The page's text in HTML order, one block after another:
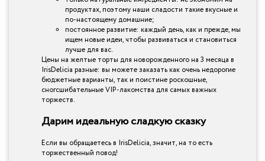
продуктах, поэтому наши сладости такие вкусные и
по-настоящему домашние;
постоянное развитие: каждый день, как и прежде, мы
ищем новые идеи, чтобы развиваться и становиться
лучше для вас.
Цены на желтые торты для новорожденного на 3 месяца в
IrisDelicia разные: вы можете заказать как очень недорогие
бюджетные варианты, так и поистине роскошные,
сногсшибательные VIP-лакомства для самых важных
торжеств.
Дарим идеальную сладкую сказку
Если вы обращаетесь в IrisDelicia, значит, на то есть
торжественный повод!